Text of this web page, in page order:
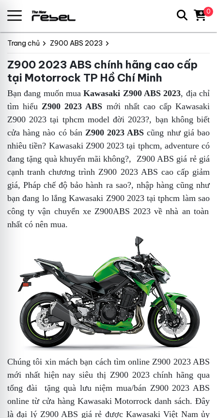
Trang chủ Z900 ABS 2023
Z900 2023 ABS chính hãng cao cấp
tại Motorrock TP Hồ Chí Minh
Bạn đang muốn muaKawasaki Z900 ABS 2023, địa chỉ
tìm hiểuZ900 2023 ABS mới nhấtcao cấpKawasaki
Z900 2023 tại tphcmmodel đời 2023?, bạn không biết
cửa hàng nào có bán Z900 2023 ABScũng như giá bao
nhiêu tiền? Kawasaki Z900 2023 tại tphcm, adventurecó
đang tặng quà khuyến mãi không?, Z900 ABS giá rẻgiá
cạnh tranh chương trình Z900 2023 ABS cao cấpgiảm
giá, Pháp chế độ bảo hành ra sao?, nhập hàng cũng như
bạn đang lo lắng Kawasaki Z900 2023 tại tphcm làm sao
công ty vận chuyển xe Z900ABS 2023 về nhà an toàn
nhất có nên mua.
Chúng tôi xin mách bạn cách tìm online Z900 2023 ABS
mới nhất hiện nay siêu thị Z900 2023 chính hãng qua
tổng đài
tặng quà lưu niệm mua/bán Z900 2023 ABS
online từ cửa hàng Kawasaki Motorrock danh sách. Đây
là đại lýZ900 ABS giá rẻ được Kawasaki Việt Nam ủy
0